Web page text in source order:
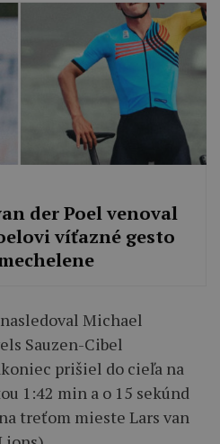
der Poel venoval
víťazné gesto
Michael
Sauzen-Cibel
prišiel do cieľa na
1:42 min a o 15 sekúnd
treťom mieste Lars van